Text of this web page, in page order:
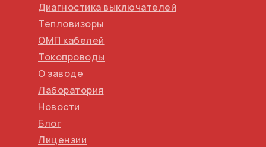
О заводе
Лаборатория
Диагностика выключателей
Тепловизоры
ОМП кабелей
Токопроводы
Новости
Блог
Лицензии